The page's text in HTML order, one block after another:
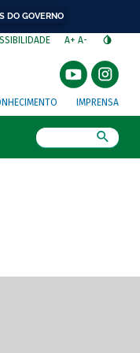
DO GOVERNO
A+ A-
IMPRENSA